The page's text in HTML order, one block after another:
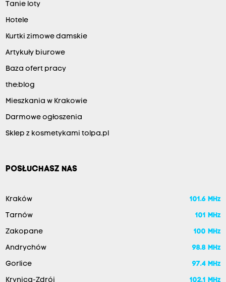
Tanie loty
Hotele
Kurtki zimowe damskie
Artykuły biurowe
Baza ofert pracy
the:blog
Mieszkania w Krakowie
Darmowe ogłoszenia
Sklep z kosmetykami tolpa.pl
POSŁUCHASZ NAS
Kraków 101.6 MHz
Tarnów 101 MHz
Zakopane 100 MHz
Andrychów 98.8 MHz
Gorlice 97.4 MHz
Krynica-Zdrój 102.1 MHz